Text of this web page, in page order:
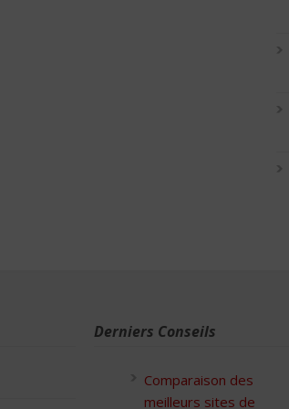
Derniers Conseils
Comparaison des
meilleurs sites de